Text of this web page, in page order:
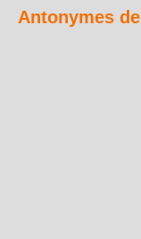
Antonymes de